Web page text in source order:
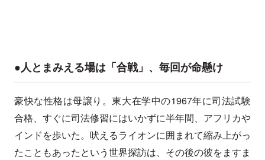
●人とまみえる場は「合戦」、毎回が命懸け
豪快な性格は母譲り。東大在学中の1967年に司法試験
合格、すぐに司法修習にはいかずに半年間、アフリカや
インドを歩いた。吠えるライオンに囲まれて縮み上がっ
たこともあったという世界探訪は、その後の彼をますま